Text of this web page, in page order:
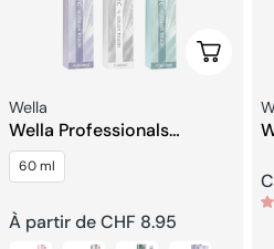
Fournisseur:
Wella
Wella Professionals
Instamatic By Color Touch
Coloration des cheveux
60 ml
Prix
À partir de CHF 8.95